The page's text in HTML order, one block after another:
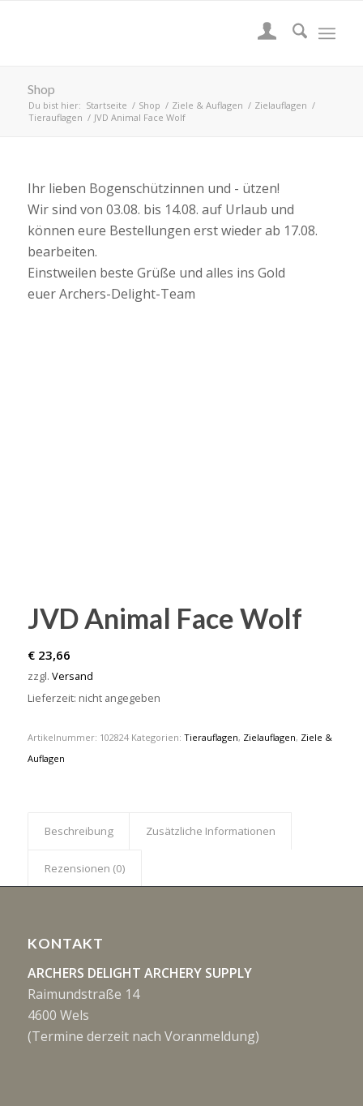
Shop
Du bist hier: Startseite / Shop / Ziele & Auflagen / Zielauflagen /
Tierauflagen / JVD Animal Face Wolf
Ihr lieben Bogenschützinnen und - ützen!
Wir sind von 03.08. bis 14.08. auf Urlaub und
können eure Bestellungen erst wieder ab 17.08.
bearbeiten.
Einstweilen beste Grüße und alles ins Gold
euer Archers-Delight-Team
JVD Animal Face Wolf
€23,66
zzgl. Versand
Lieferzeit: nicht angegeben
Artikelnummer: 102824 Kategorien: Tierauflagen, Zielauflagen, Ziele &
Auflagen
Beschreibung Zusätzliche Informationen
Rezensionen (0)
KONTAKT
ARCHERS DELIGHT ARCHERY SUPPLY
Raimundstraße 14
4600 Wels
(Termine derzeit nach Voranmeldung)